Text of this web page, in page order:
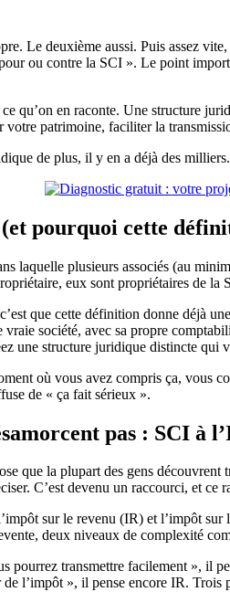
Le deuxième aussi. Puis assez
ou contre la SCI ». Le point
qu’on en raconte. Une structure
patrimoine, faciliter la
de plus, il y en a déjà des
pourquoi cette
laquelle plusieurs associés (au
eux sont propriétaires de la
que cette définition donne déjà
société, avec sa propre
une structure juridique distincte qui
où vous avez compris ça, vous
de « ça fait sérieux ».
pas : SCI à
que la plupart des gens
C’est devenu un raccourci, et ce
sur le revenu (IR) et l’impôt
deux niveaux de complexité
pourrez transmettre facilement », il
l’impôt », il pense encore IR.